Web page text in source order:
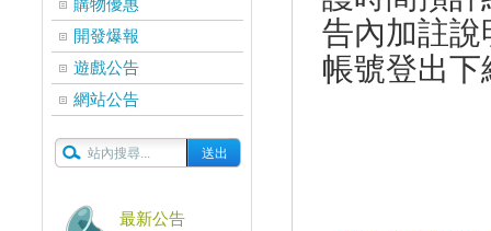
購物優惠
開發爆報
遊戲公告
網站公告
最新公告
告內加註
帳號登出